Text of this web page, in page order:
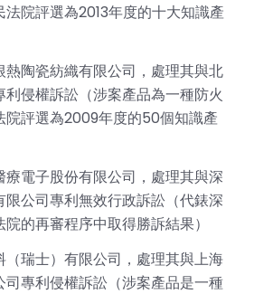
院評選為2013年度的十大知識產
陶瓷紡織有限公司，處理其與北
侵權訴訟（涉案產品為一種防火
院評選為2009年度的50個知識產
電子股份有限公司，處理其與深
公司專利無效行政訴訟（代錶深
的再審程序中取得勝訴結果）
瑞士）有限公司，處理其與上海
專利侵權訴訟（涉案產品是一種